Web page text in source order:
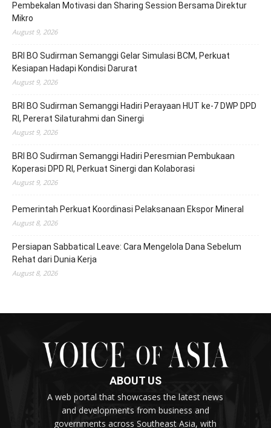
Pembekalan Motivasi dan Sharing Session Bersama Direktur
Mikro
August 9, 2026
BRI BO Sudirman Semanggi Gelar Simulasi BCM, Perkuat
Kesiapan Hadapi Kondisi Darurat
August 9, 2026
BRI BO Sudirman Semanggi Hadiri Perayaan HUT ke-7 DWP DPD
RI, Pererat Silaturahmi dan Sinergi
August 9, 2026
BRI BO Sudirman Semanggi Hadiri Peresmian Pembukaan
Koperasi DPD RI, Perkuat Sinergi dan Kolaborasi
August 9, 2026
Pemerintah Perkuat Koordinasi Pelaksanaan Ekspor Mineral
August 8, 2026
Persiapan Sabbatical Leave: Cara Mengelola Dana Sebelum
Rehat dari Dunia Kerja
August 8, 2026
ABOUT US
A web portal that showcases the latest news
and developments from business and
governments across Southeast Asia, with